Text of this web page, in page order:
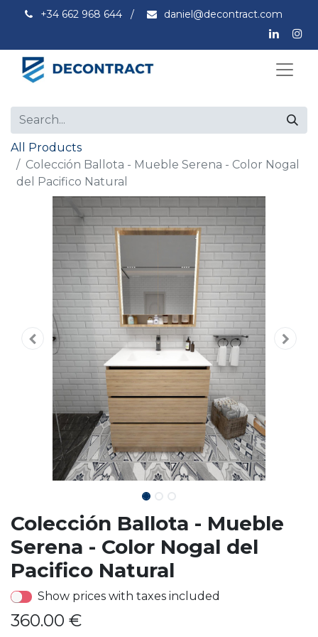
+34 662 968 644 / daniel@decontract.com
All Products
Colección Ballota - Mueble Serena - Color Nogal
del Pacifico Natural
Colección Ballota - Mueble
Serena - Color Nogal del
Pacifico Natural
Show prices with taxes included
360.00 €